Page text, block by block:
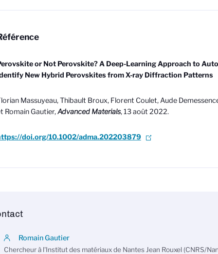
or Not Perovskite? A Deep-Learning Approach to
New Hybrid Perovskites from X-ray Diffraction Patterns
Massuyeau, Thibault Broux, Florent Coulet, Aude
Romain Gautier,Advanced Materials, 13 août 2022.
doi.org/10.1002/adma.202203879
Romain Gautier
Chercheur à l'Institut des matériaux de Nantes Jean Rouxel (CNRS/